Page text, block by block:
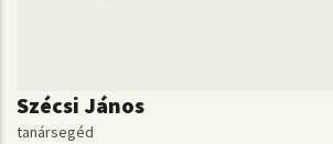
Szécsi János
tanársegéd